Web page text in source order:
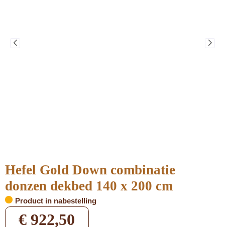
Hefel Gold Down combinatie
donzen dekbed 140 x 200 cm
Product in nabestelling
€ 922,50